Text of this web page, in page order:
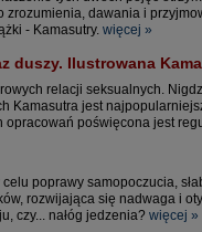
zrozumienia, dawania i
- Kamasutry. więcej »
duszy. Ilustrowana
relacji seksualnych.
Kamasutra jest
poświęcona jest
poprawy samopoczucia,
rozwijająca się nadwaga i
czy... nałóg jedzenia? więcej »